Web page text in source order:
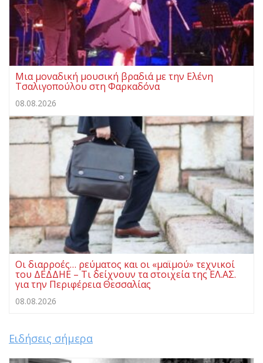
Μια μοναδική μουσική βραδιά με την Ελένη
Τσαλιγοπούλου στη Φαρκαδόνα
08.08.2026
Οι διαρροές… ρεύματος και οι «μαϊμού» τεχνικοί
του ΔΕΔΔΗΕ – Τι δείχνουν τα στοιχεία της ΕΛ.ΑΣ.
για την Περιφέρεια Θεσσαλίας
08.08.2026
Ειδήσεις σήμερα